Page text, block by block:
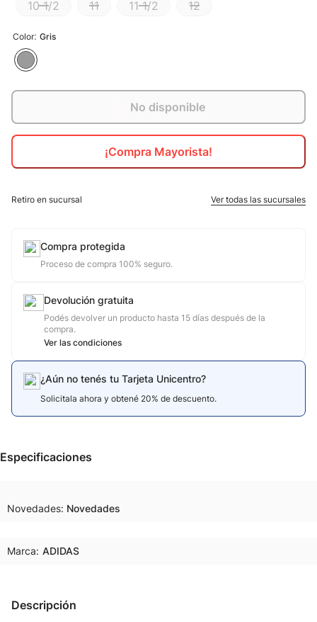
Color: Gris
10 1/2 11 11 1/2 12
No disponible
¡Compra Mayorista!
Retiro en sucursal Ver todas las sucursales
Compra protegida
Proceso de compra 100% seguro.
Devolución gratuita
Podés devolver un producto hasta 15 días después de la
compra.
Ver las condiciones
¿Aún no tenés tu Tarjeta Unicentro?
Solicitala ahora y obtené 20% de descuento.
Especificaciones
Novedades Novedades
Marca: ADIDAS
Descripción